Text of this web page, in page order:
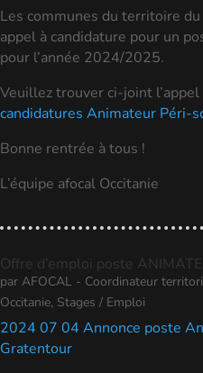
Les communes du territoire
appel à candidature pour un
pour l’année 2024/2025.
Veuillez trouver ci-joint l’appel
candidatures Animateur Péri-
Bonne rentrée à tous !
L’équipe afocal Occitanie
Offre d’emploi poste
par AFOCAL - Coordinateur
Occitanie, Stages / Emploi
2024 07 04 Annonce poste
Gratentour